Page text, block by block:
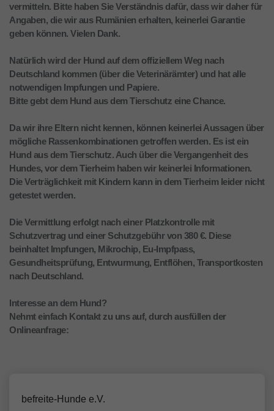
vermitteln. Bitte haben Sie Verständnis dafür, dass wir daher für
Angaben, die wir aus Rumänien erhalten, keinerlei Garantie
geben können. Vielen Dank.
Natürlich wird der Hund auf dem offiziellem Weg nach
Deutschland kommen (über die Veterinärämter) und hat alle
notwendigen Impfungen und Papiere.
Bitte gebt dem Hund aus dem Tierschutz eine Chance.
Da wir ihre Eltern nicht kennen, können keinerlei Aussagen über
mögliche Rassenkombinationen getroffen werden. Es ist ein
Hund aus dem Tierschutz. Auch über die Vergangenheit des
Hundes, vor dem Tierheim haben wir keinerlei Informationen.
Die Verträglichkeit mit Kindern kann in dem Tierheim leider nicht
getestet werden.
Die Vermittlung erfolgt nach einer Platzkontrolle mit
Schutzvertrag und einer Schutzgebühr von 380 €. Diese
beinhaltet Impfungen, Mikrochip, Eu-Impfpass,
Gesundheitsprüfung, Entwurmung, Entflöhen, Transportkosten
nach Deutschland.
Interesse an dem Hund?
Nehmt einfach Kontakt zu uns auf, durch ausfüllen der
Onlineanfrage:
befreite-Hunde e.V.